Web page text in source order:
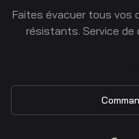
Faites évacuer tous vos
résistants. Service de